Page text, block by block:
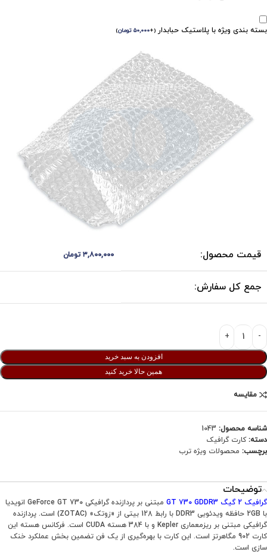
بسته بندی ویژه با پلاستیک حبابدار (
+۵۰,۰۰۰ تومان)
قیمت محصول: ۳,۸۰۰,۰۰۰ تومان
جمع کل سفارش:
افزودن به سبد خرید
همین حالا خرید کنید
مقایسه
شناسه محصول: 1043
دسته: کارت گرافیک
برچسب: محصولات ویژه ترب
توضیحات
گرافیک 2 گیگ GT 730 GDDR3
مبتنی بر پردازنده گرافیکی GeForce GT 730 انویدیا
با 2GB حافظه ویدئویی DDR3 با رابط 128 بیتی از «زوتک» (ZOTAC) است. پردازنده
گرافیکی مبتنی بر ریزمعماری Kepler و با 384 هسته CUDA است. فرکانس هسته این
کارت 902 مگاهرتز است. این کارت با بهره‌گیری از یک فن تضمین بخش عملکرد خنک
سازی است.